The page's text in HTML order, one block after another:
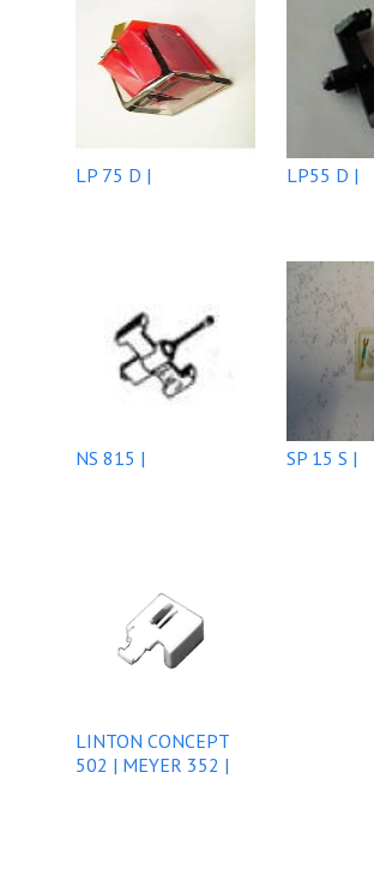
LP 75 D | LP55 D |
NS 815 | SP 15 S |
LINTON CONCEPT
502 | MEYER 352 |